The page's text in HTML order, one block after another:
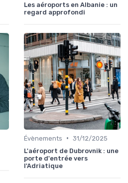
Les aéroports en Albanie : un
regard approfondi
Évènements • 31/12/2025
L'aéroport de Dubrovnik : une
porte d'entrée vers
l'Adriatique